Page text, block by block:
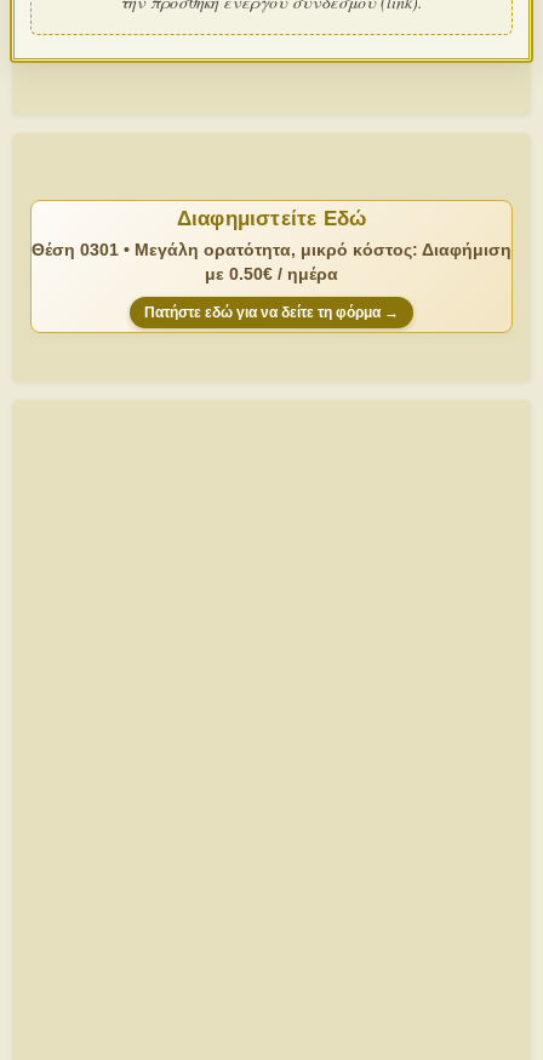
Διαφημιστείτε Εδώ
Θέση 0301 • Μεγάλη ορατότητα, μικρό κόστος: Διαφήμιση
με 0.50€ / ημέρα
Πατήστε εδώ για να δείτε τη φόρμα →